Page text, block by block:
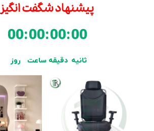
​​پیشنهاد شگفت انگیز
00:
روز
00:
ساعت
00:
دقیقه
00
ثانیه